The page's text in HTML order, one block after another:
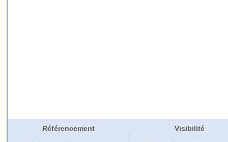
Référencement Visibilité